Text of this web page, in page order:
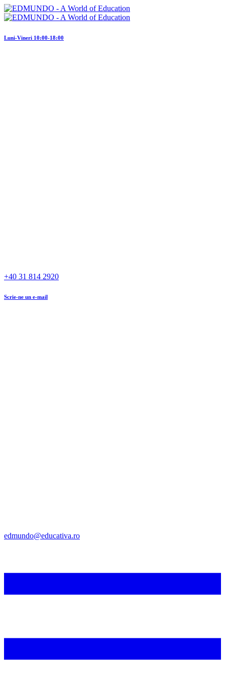
Luni-Vineri 10:00-18:00
+40 31 814 2920
Scrie-ne un e-mail
edmundo@educativa.ro